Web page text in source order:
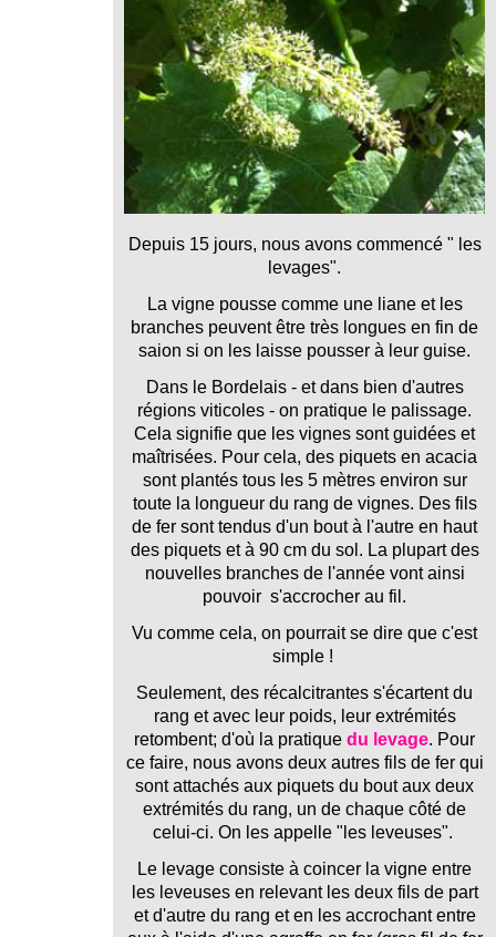
Depuis 15 jours, nous avons commencé " les
levages".
La vigne pousse comme une liane et les
branches peuvent être très longues en fin de
saion si on les laisse pousser à leur guise.
Dans le Bordelais - et dans bien d'autres
régions viticoles - on pratique le palissage.
Cela signifie que les vignes sont guidées et
maîtrisées. Pour cela, des piquets en acacia
sont plantés tous les 5 mètres environ sur
toute la longueur du rang de vignes. Des fils
de fer sont tendus d'un bout à l'autre en haut
des piquets et à 90 cm du sol. La plupart des
nouvelles branches de l'année vont ainsi
pouvoir s'accrocher au fil.
Vu comme cela, on pourrait se dire que c'est
simple !
Seulement, des récalcitrantes s'écartent du
rang et avec leur poids, leur extrémités
retombent; d'où la pratique du levage. Pour
ce faire, nous avons deux autres fils de fer qui
sont attachés aux piquets du bout aux deux
extrémités du rang, un de chaque côté de
celui-ci. On les appelle "les leveuses".
Le levage consiste à coincer la vigne entre
les leveuses en relevant les deux fils de part
et d'autre du rang et en les accrochant entre